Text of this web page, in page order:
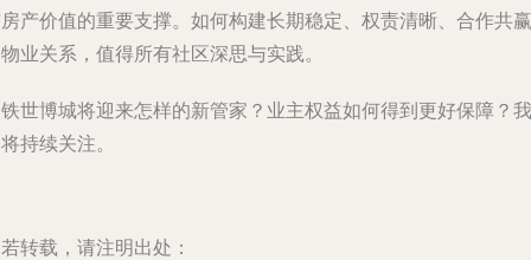
产价值的重要支撑。如何构建长期稳定、权责清晰、合作共赢
业关系，值得所有社区深思与实践。
世博城将迎来怎样的新管家？业主权益如何得到更好保障？我
持续关注。
转载，请注明出处：